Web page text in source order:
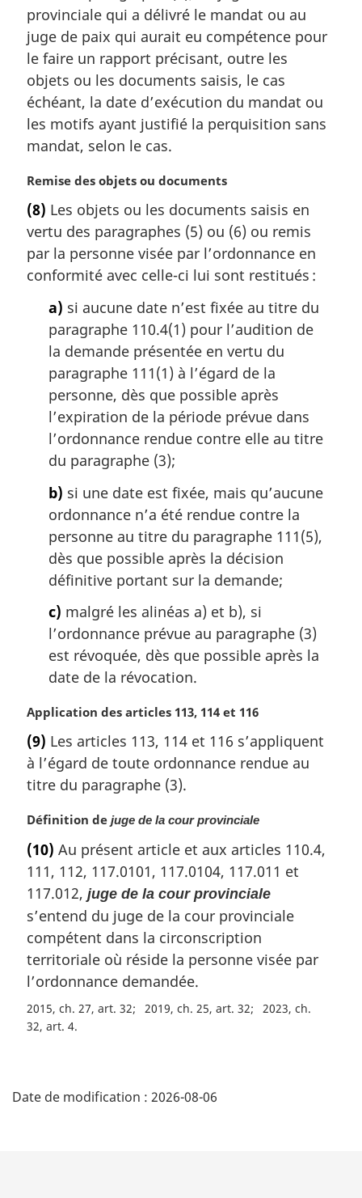
n
a
l
:
provinciale qui a délivré le mandat ou au
juge de paix qui aurait eu compétence pour
le faire un rapport précisant, outre les
objets ou les documents saisis, le cas
échéant, la date d’exécution du mandat ou
les motifs ayant justifié la perquisition sans
mandat, selon le cas.
N
t
e
m
a
Remise des objets ou documents
(8) Les objets ou les documents saisis en
vertu des paragraphes (5) ou (6) ou remis
par la personne visée par l’ordonnance en
conformité avec celle-ci lui sont restitués :
a) si aucune date n’est fixée au titre du
paragraphe 110.4(1) pour l’audition de
la demande présentée en vertu du
paragraphe 111(1) à l’égard de la
personne, dès que possible après
l’expiration de la période prévue dans
l’ordonnance rendue contre elle au titre
du paragraphe (3);
b) si une date est fixée, mais qu’aucune
ordonnance n’a été rendue contre la
personne au titre du paragraphe 111(5),
dès que possible après la décision
définitive portant sur la demande;
c) malgré les alinéas a) et b), si
l’ordonnance prévue au paragraphe (3)
est révoquée, dès que possible après la
date de la révocation.
N
t
e
m
r
i
n
a
e
:
Application des articles 113, 114 et 116
(9) Les articles 113, 114 et 116 s’appliquent
à l’égard de toute ordonnance rendue au
titre du paragraphe (3).
N
t
e
m
r
g
i
n
l
e
Définition de juge de la cour provinciale
(10) Au présent article et aux articles 110.4,
111, 112, 117.0101, 117.0104, 117.011 et
117.012, juge de la cour provinciale
s’entend du juge de la cour provinciale
compétent dans la circonscription
territoriale où réside la personne visée par
l’ordonnance demandée.
2015, ch. 27, art. 32 2019, ch. 25, art. 32
2023, ch.
32, art. 4
é
Date de modification : 2026-08-06